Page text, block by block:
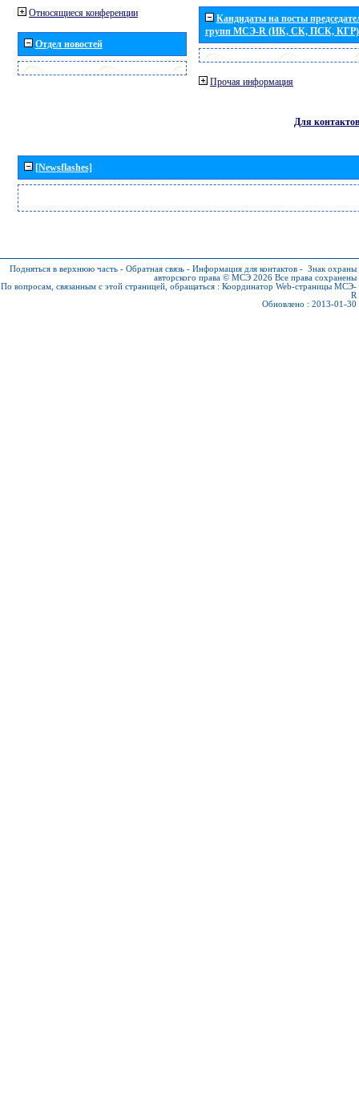
Относящиеся конференции
Отдел новостей
Кандидаты на посты
групп МСЭ-R (ИК, СК, ПСК, КГР)
Прочая информация
Для контактов
[Newsflashes]
Подняться в верхнюю часть - Обратная связь - Информация для контактов - Знак охраны
авторского права © МСЭ 2026 Все права сохранены
По вопросам, связанным с этой страницей, обращаться : Координатор Web-страницы МСЭ-
R
Обновлено : 2013-01-30